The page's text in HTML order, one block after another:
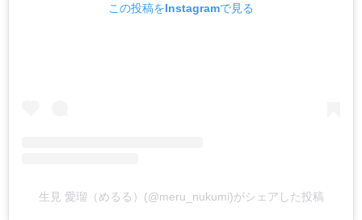
この投稿をInstagramで見る
生見 愛瑠（めるる）(@meru_nukumi)がシェアした投稿